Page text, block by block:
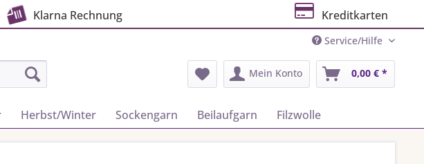
Klarna Rechnung Kreditkarten
Service/Hilfe
Mein Konto 0,00 € *
Herbst/Winter Sockengarn Beilaufgarn Filzwolle